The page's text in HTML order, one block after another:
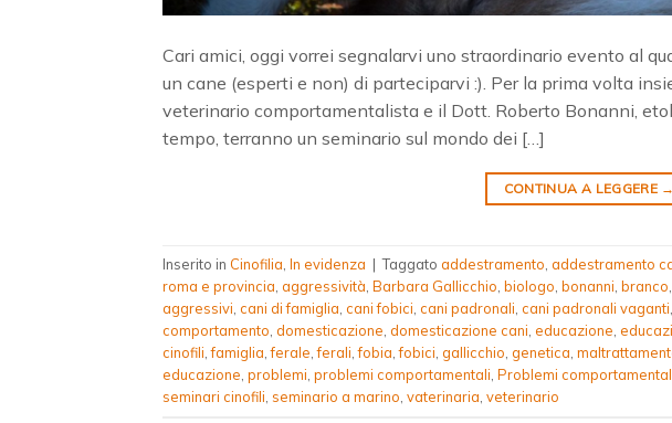
Cari amici, oggi vorrei segnalarvi uno straordinario evento al
un cane (esperti e non) di parteciparvi :). Per la prima volta
veterinario comportamentalista e il Dott. Roberto Bonanni,
tempo, terranno un seminario sul mondo dei […]
CONTINUA A LEGGERE →
Inserito in Cinofilia In evidenza | Taggato addestramento addestramento
roma e provincia aggressività Barbara Gallicchio biologo bonanni branco
aggressivi cani di famiglia cani fobici cani padronali cani padronali vaganti
comportamento domesticazione domesticazione cani educazione
cinofili ,famiglia ,ferale ,ferali ,fobia ,fobici gallicchio genetica
educazione problemi problemi comportamentali Problemi
seminari cinofili seminario a marino vaterinaria veterinario